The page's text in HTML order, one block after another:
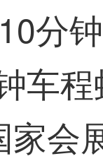
分
车
家会